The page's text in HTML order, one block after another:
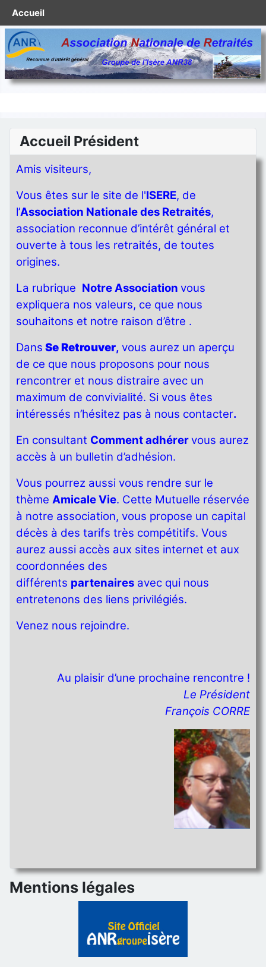
Accueil Président
Amis visiteurs,
Vous êtes sur le site de l'ISERE, de
l’Association Nationale des Retraités,
association reconnue d’intérêt général et
ouverte à tous les retraités, de toutes
origines.
La rubrique Notre Association vous
expliquera nos valeurs, ce que nous
souhaitons et notre raison d’être .
Dans Se Retrouver, vous aurez un aperçu
de ce que nous proposons pour nous
rencontrer et nous distraire avec un
maximum de convivialité. Si vous êtes
intéressés n’hésitez pas à nous contacter.
En consultant Comment adhérervous aurez
accès à un bulletin d’adhésion.
Vous pourrez aussi vous rendre sur le
thème Amicale Vie. Cette Mutuelle réservée
à notre association, vous propose un capital
décès à des tarifs très compétitifs. Vous
aurez aussi accès aux sites internet et aux
coordonnées des
différents partenaires avec qui nous
entretenons des liens privilégiés.
Venez nous rejoindre.
Au plaisir d’une prochaine rencontre !
Le Président
François CORRE
Mentions légales
Accueil